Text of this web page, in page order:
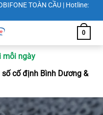
TOÀN CẦU | Hotline:
0
mỗi ngày
cố định Bình Dương &